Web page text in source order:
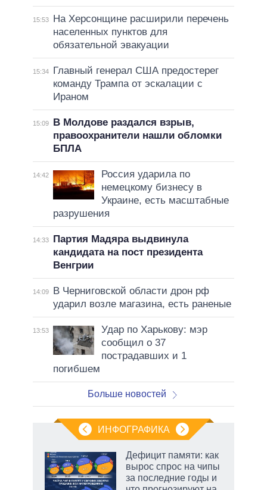
15:53
На Херсонщине расширили перечень
населенных пунктов для
обязательной эвакуации
15:34
Главный генерал США предостерег
команду Трампа от эскалации с
Ираном
15:09
В Молдове раздался взрыв,
правоохранители нашли обломки
БПЛА
14:42
Россия ударила по
немецкому бизнесу в
Украине, есть масштабные
разрушения
14:33
Партия Мадяра выдвинула
кандидата на пост президента
Венгрии
14:09
В Черниговской области дрон рф
ударил возле магазина, есть раненые
13:53
Удар по Харькову: мэр
сообщил о 37
пострадавших и 1
погибшем
Больше новостей
ИНФОГРАФИКА
Дефицит памяти: как
вырос спрос на чипы
за последние годы и